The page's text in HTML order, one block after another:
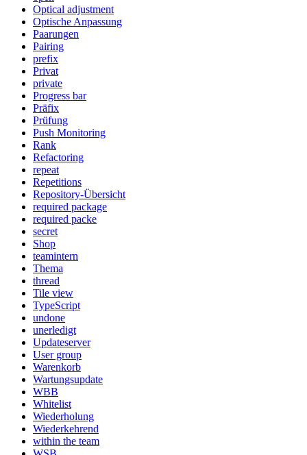
Optical adjustment
Optische Anpassung
Paarungen
Pairing
prefix
Privat
private
Progress bar
Präfix
Prüfung
Push Monitoring
Rank
Refactoring
repeat
Repetitions
Repository-Übersicht
required package
required packe
secret
Shop
teamintern
Thema
thread
Tile view
TypeScript
undone
unerledigt
Updateserver
User group
Warenkorb
Wartungsupdate
WBB
Whitelist
Wiederholung
Wiederkehrend
within the team